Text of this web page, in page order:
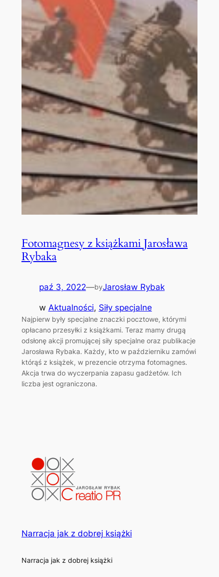
Fotomagnesy z książkami Jarosława
Rybaka
paź 3, 2022—byJarosław Rybak
w Aktualności, Siły specjalne
Najpierw były specjalne znaczki pocztowe, którymi
opłacano przesyłki z książkami. Teraz mamy drugą
odsłonę akcji promującej siły specjalne oraz publikacje
Jarosława Rybaka. Każdy, kto w październiku zamówi
którąś z książek, w prezencie otrzyma fotomagnes.
Akcja trwa do wyczerpania zapasu gadżetów. Ich
liczba jest ograniczona.
Narracja jak z dobrej książki
Narracja jak z dobrej książki